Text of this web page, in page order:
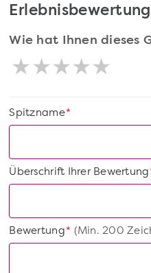
Erlebnisbewertung
Wie hat Ihnen dieses
*
Spitzname
Überschrift Ihrer Bewertung
*
Bewertung(Min. 200